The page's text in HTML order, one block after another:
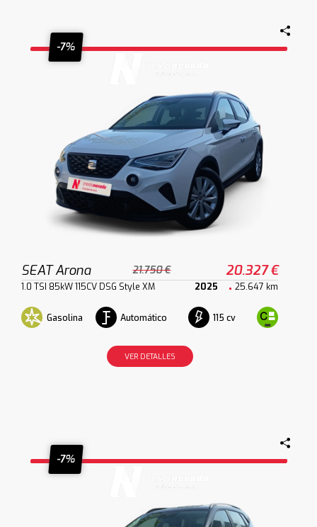
-7%
SEAT Arona 21.750 € 20.327 €
1.0 TSI 85kW 115CV DSG Style XM 2025 25.647 km
Gasolina Automático 115 cv
VER DETALLES
-7%